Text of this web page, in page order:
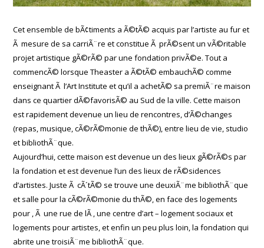
Cet ensemble de bÃ¢timents a Ã©tÃ© acquis par l’artiste au fur et
Ã mesure de sa carriÃ¨re et constitue Ã prÃ©sent un vÃ©ritable
projet artistique gÃ©rÃ© par une fondation privÃ©e. Tout a
commencÃ© lorsque Theaster a Ã©tÃ© embauchÃ© comme
enseignant Ã l’Art Institute et qu’il a achetÃ© sa premiÃ¨re maison
dans ce quartier dÃ©favorisÃ© au Sud de la ville. Cette maison
est rapidement devenue un lieu de rencontres, d’Ã©changes
(repas, musique, cÃ©rÃ©monie de thÃ©), entre lieu de vie, studio
et bibliothÃ¨que.
Aujourd’hui, cette maison est devenue un des lieux gÃ©rÃ©s par
la fondation et est devenue l’un des lieux de rÃ©sidences
d’artistes. Juste Ã cÃ´tÃ© se trouve une deuxiÃ¨me bibliothÃ¨que
et salle pour la cÃ©rÃ©monie du thÃ©, en face des logements
pour , Ã une rue de lÃ , une centre d’art – logement sociaux et
logements pour artistes, et enfin un peu plus loin, la fondation qui
abrite une troisiÃ¨me bibliothÃ¨que.